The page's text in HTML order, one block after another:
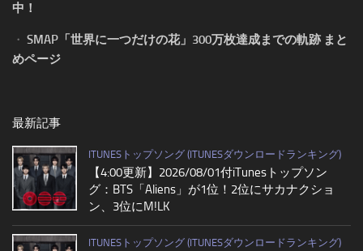
中！
・ SMAP「世界に一つだけの花」300万枚達成までの軌跡 まと
めページ
最新記事
ITUNESトップソング (ITUNESダウンロードランキング)
【4:00更新】2026/08/01付iTunesトップソン
グ：BTS「Aliens」が1位！2位にサカナクショ
ン、3位にM!LK
ITUNESトップソング (ITUNESダウンロードランキング)